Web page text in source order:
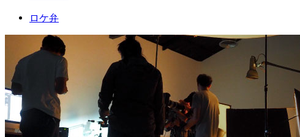
ロケ弁